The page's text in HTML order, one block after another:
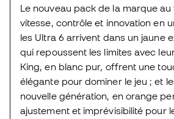
Le nouveau pack de la marque
vitesse, contrôle et innovation en
les Ultra 6 arrivent dans un jaune
qui repoussent les limites avec
King, en blanc pur, offrent une
élégante pour dominer le jeu ; et
nouvelle génération, en orange
ajustement et imprévisibilité pour